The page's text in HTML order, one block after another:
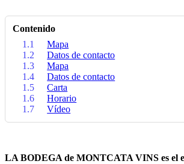
Contenido
1.1
Mapa
1.2
Datos de contacto
1.3
Mapa
1.4
Datos de contacto
1.5
Carta
1.6
Horario
1.7
Vídeo
LA BODEGA de MONTCATA VINS es el